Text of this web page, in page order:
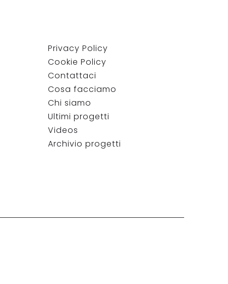
Privacy Policy
Cookie Policy
Contattaci
Cosa facciamo
Chi siamo
Ultimi progetti
Videos
Archivio progetti